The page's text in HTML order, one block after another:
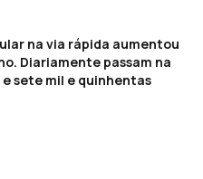
na via rápida aumentou
Diariamente passam na
sete mil e quinhentas